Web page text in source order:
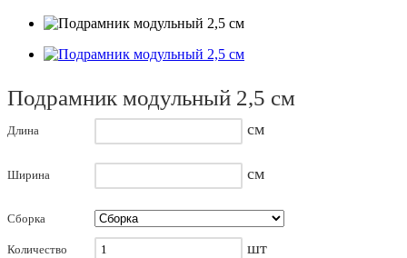
Подрамник модульный 2,5 см
Длина см
Ширина см
Сборка
Количество шт